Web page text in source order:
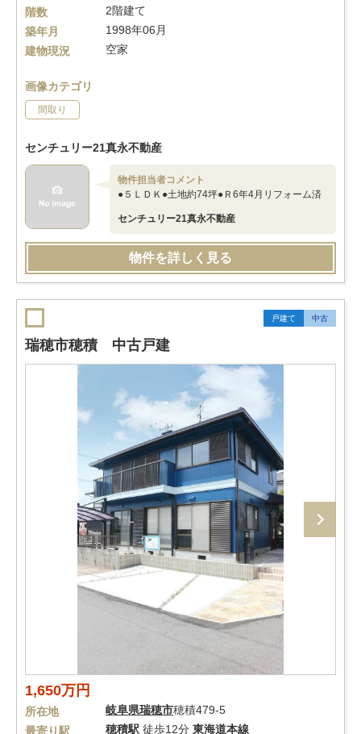
階数
2階建て
築年月
1998年06月
建物現況
空家
画像カテゴリ
間取り
センチュリー21真永不動産
物件担当者コメント
●５ＬＤＫ●土地約74坪●Ｒ6年4月リフォーム済
センチュリー21真永不動産
物件を詳しく見る
戸建て 中古
瑞穂市穂積 中古戸建
1,650万円
所在地 岐阜県瑞穂市穂積479-5
最寄り駅
穂積駅 徒歩12分 東海道本線